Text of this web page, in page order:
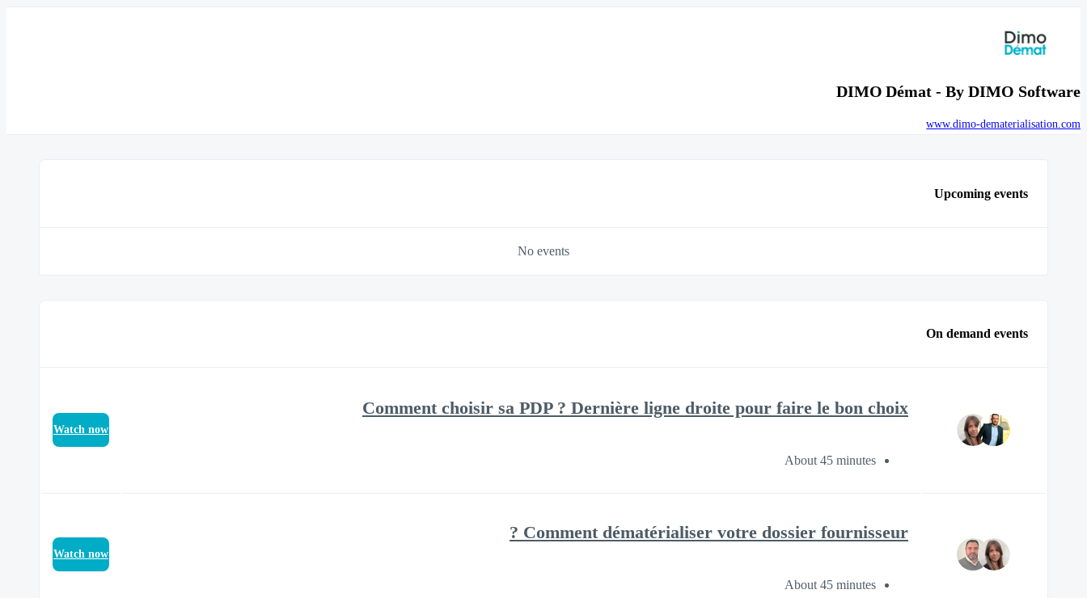
DIMO Démat - By DIMO Software
www.dimo-dematerialisation.com
Upcoming events
No events
On demand events
Comment choisir sa PDP ? Dernière ligne droite pour faire le bon choix
About 45 minutes
Watch now
Comment dématérialiser votre dossier fournisseur ?
About 45 minutes
Watch now